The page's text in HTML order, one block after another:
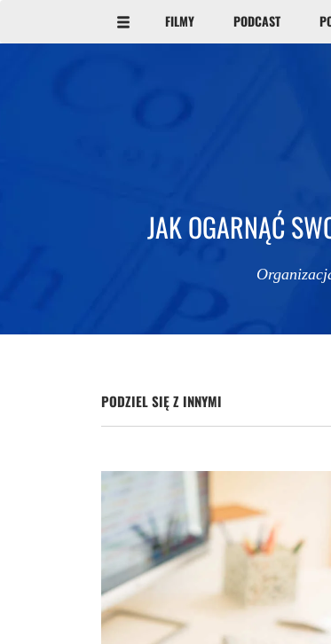
FILMY PODCAST
JAK OGARNĄĆ
PODZIEL SIĘ Z INNYMI